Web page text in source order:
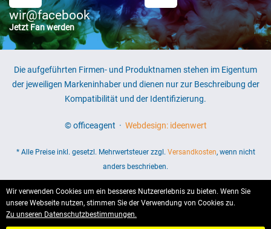
wir@facebook
Jetzt Fan werden
Die aufgeführten Firmen- und Produktnamen stehen im Eigentum
der jeweiligen Markeninhaber und dienen nur zur Beschreibung der
Kompatibilität und der Identifizierung.
© officeagent · Webdesign: ideenwert
* Alle Preise inkl. gesetzl. Mehrwertsteuer zzgl. Versandkosten, wenn nicht
anders beschrieben.
Wir verwenden Cookies um ein besseres Nutzererlebnis zu bieten. Wenn Sie
unsere Webseite nutzen, stimmen Sie der Verwendung von Cookies zu.
Zu unseren Datenschutzbestimmungen.